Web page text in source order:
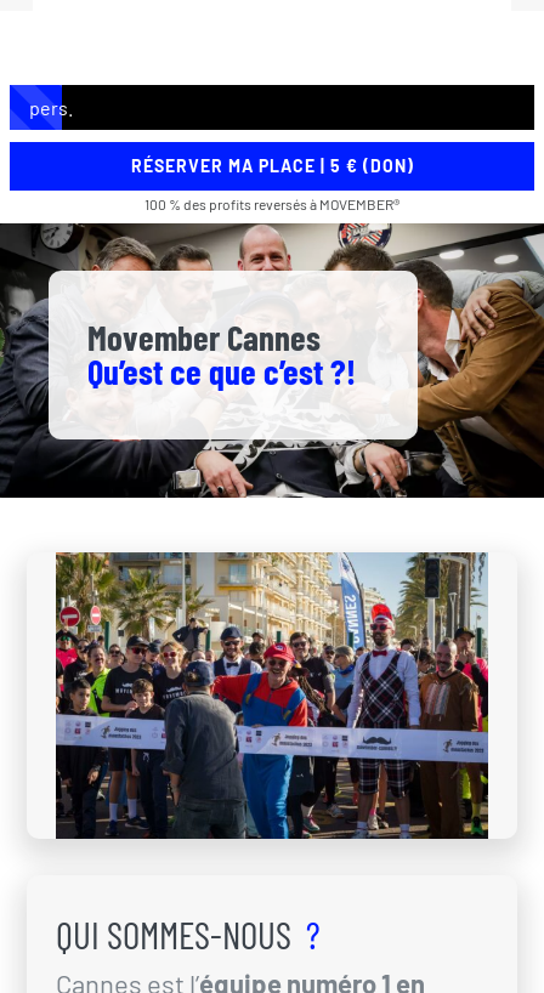
pers.
max
RÉSERVER MA PLACE | 5 € (DON)
100 % des profits reversés à MOVEMBER®
Movember Cannes
Qu’est ce que c’est ?!
QUI SOMMES-NOUS ?
Cannes est l’équipe numéro 1 en